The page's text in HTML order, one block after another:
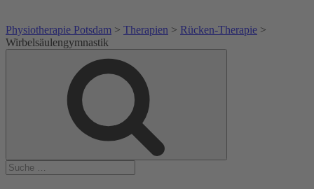
Physiotherapie Potsdam > Therapien > Rücken-Therapie >
Wirbelsäulengymnastik